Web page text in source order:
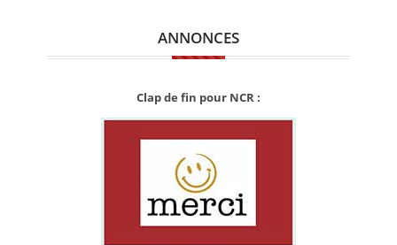
ANNONCES
Clap de fin pour NCR :